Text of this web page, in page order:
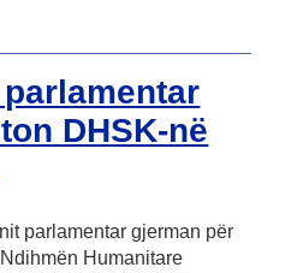
DHSK-në
parlamentar gjerman për
Humanitare